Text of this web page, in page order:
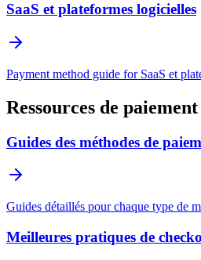
SaaS et plateformes logicielles
Payment method guide for SaaS et
Ressources de
Guides des méthodes de
Guides détaillés pour chaque type de
Meilleures pratiques de